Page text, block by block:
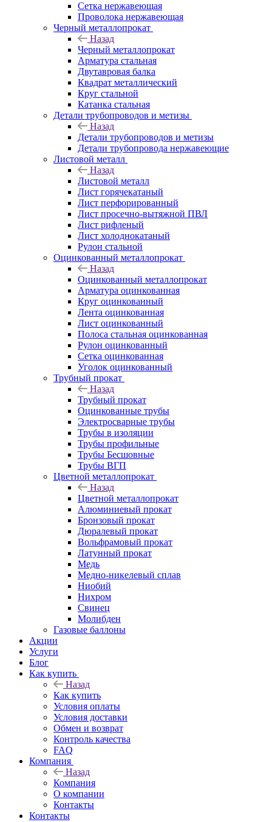
Сетка нержавеющая
Проволока нержавеющая
Черный металлопрокат
Назад
Черный металлопрокат
Арматура стальная
Двутавровая балка
Квадрат металлический
Круг стальной
Катанка стальная
Детали трубопроводов и метизы
Назад
Детали трубопроводов и метизы
Детали трубопровода нержавеющие
Листовой металл
Назад
Листовой металл
Лист горячекатаный
Лист перфорированный
Лист просечно-вытяжной ПВЛ
Лист рифленый
Лист холоднокатаный
Рулон стальной
Оцинкованный металлопрокат
Назад
Оцинкованный металлопрокат
Арматура оцинкованная
Круг оцинкованный
Лента оцинкованная
Лист оцинкованный
Полоса стальная оцинкованная
Рулон оцинкованный
Сетка оцинкованная
Уголок оцинкованный
Трубный прокат
Назад
Трубный прокат
Оцинкованные трубы
Электросварные трубы
Трубы в изоляции
Трубы профильные
Трубы Бесшовные
Трубы ВГП
Цветной металлопрокат
Назад
Цветной металлопрокат
Алюминиевый прокат
Бронзовый прокат
Дюралевый прокат
Вольфрамовый прокат
Латунный прокат
Медь
Медно-никелевый сплав
Ниобий
Нихром
Свинец
Молибден
Газовые баллоны
Акции
Услуги
Блог
Как купить
Назад
Как купить
Условия оплаты
Условия доставки
Обмен и возврат
Контроль качества
FAQ
Компания
Назад
Компания
О компании
Контакты
Контакты